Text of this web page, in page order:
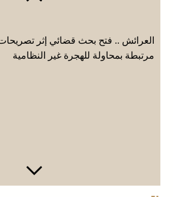
العرائش .. فتح بحث قضائي إثر تصريحات
مرتبطة بمحاولة للهجرة غير النظامية